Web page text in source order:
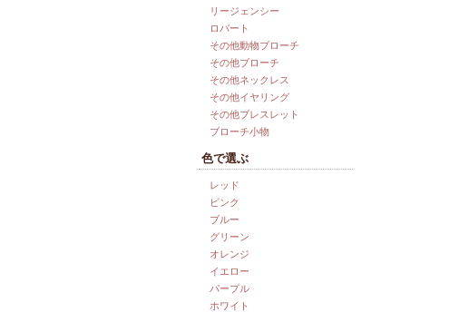
リージェンシー
ロバート
その他動物ブローチ
その他ブローチ
その他ネックレス
その他イヤリング
その他ブレスレット
ブローチ小物
色で選ぶ
レッド
ピンク
ブルー
グリーン
オレンジ
イエロー
パープル
ホワイト